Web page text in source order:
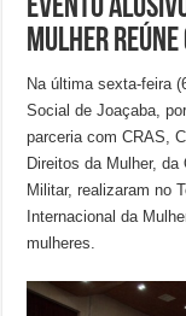
Evento
Mulher reúne
Na última sexta-feira
Social de Joaçaba,
parceria com CRAS,
Direitos da Mulher,
Militar, realizaram no
Internacional da
mulheres.